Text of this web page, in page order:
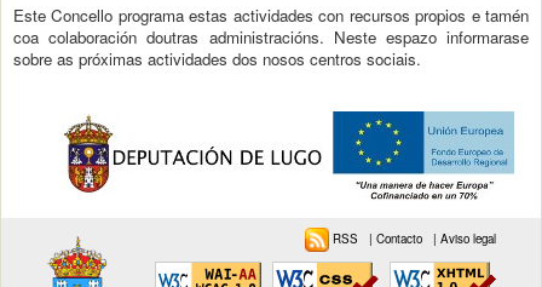
Este Concello programa estas actividades con recursos propios e tamén
coa colaboración doutras administracións. Neste espazo informarase
sobre as próximas actividades dos nosos centros sociais.
RSS |Contacto |Aviso legal